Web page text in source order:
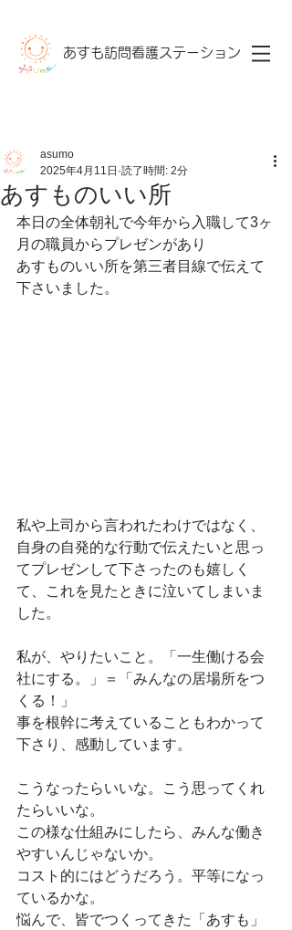
あすも訪問看護ステーション​
あすものいい所
asumo
2025年4月11日 読了時間: 2分
本日の全体朝礼で今年から入職して3ヶ
月の職員からプレゼンがあり
あすものいい所を第三者目線で伝えて
下さいました。
私や上司から言われたわけではなく、
自身の自発的な行動で伝えたいと思っ
てプレゼンして下さったのも嬉しく
て、これを見たときに泣いてしまいま
した。
私が、やりたいこと。「一生働ける会
社にする。」＝「みんなの居場所をつ
くる！」
事を根幹に考えていることもわかって
下さり、感動しています。
こうなったらいいな。こう思ってくれ
たらいいな。
この様な仕組みにしたら、みんな働き
やすいんじゃないか。
コスト的にはどうだろう。平等になっ
ているかな。
悩んで、皆でつくってきた「あすも」